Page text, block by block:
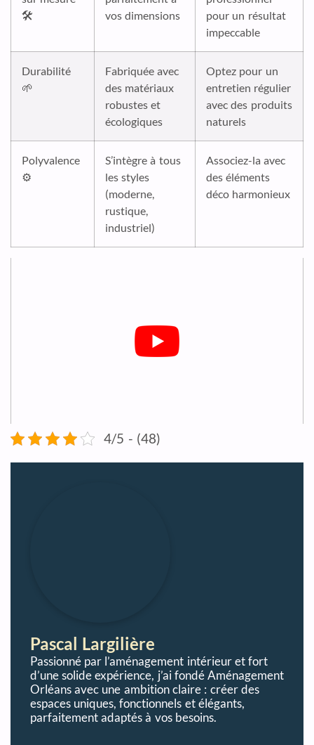
🛠️
vos dimensions
pour un résultat
impeccable
Durabilité
🌱
Fabriquée avec
des matériaux
robustes et
écologiques
Optez pour un
entretien régulier
avec des produits
naturels
Polyvalence
⚙️
S’intègre à tous
les styles
(moderne,
rustique,
industriel)
Associez-la avec
des éléments
déco harmonieux
4/5 - (48)
Pascal Largilière
Passionné par l’aménagement intérieur et fort
d’une solide expérience, j’ai fondé Aménagement
Orléans avec une ambition claire : créer des
espaces uniques, fonctionnels et élégants,
parfaitement adaptés à vos besoins.